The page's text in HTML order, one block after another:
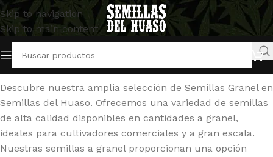
Skip to navigation
Skip to main content
Inicio/Semillas Granel
Mostrando 1–18 de 20 resultados
Descubre nuestra amplia selección de Semillas Granel en
Semillas del Huaso. Ofrecemos una variedad de semillas
de alta calidad disponibles en cantidades a granel,
ideales para cultivadores comerciales y a gran escala.
Nuestras semillas a granel proporcionan una opción